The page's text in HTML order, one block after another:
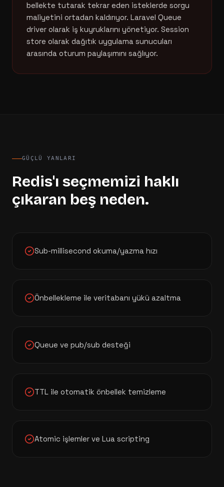
bellekte tutarak tekrar eden isteklerde sorgu
maliyetini ortadan kaldırıyor. Laravel Queue
driver olarak iş kuyruklarını yönetiyor. Session
store olarak dağıtık uygulama sunucuları
arasında oturum paylaşımını sağlıyor.
GÜÇLÜ YANLARI
Redis'ı seçmemizi haklı
çıkaran beş neden.
Sub-millisecond okuma/yazma hızı
Önbellekleme ile veritabanı yükü azaltma
Queue ve pub/sub desteği
TTL ile otomatik önbellek temizleme
Atomic işlemler ve Lua scripting